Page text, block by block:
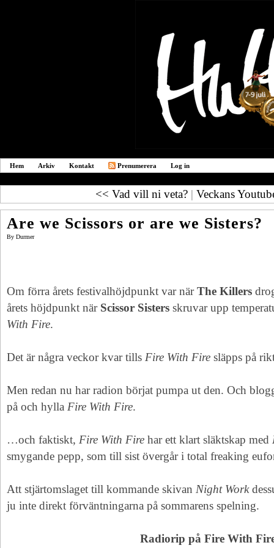
Hem Arkiv Kontakt Prenumerera Log in
<< Vad vill ni veta?| Veckans
Are we Scissors or are we Sisters?
By Durmer
Om förra årets festivalhöjdpunkt var närThe Killers
årets höjdpunkt när Scissor Sisters skruvar upp
With Fire.
Det är några veckor kvar tills Fire With Fire släpps på
Men redan nu har radion börjat pumpa ut den. Och
på och hylla Fire With Fire.
…och faktiskt, Fire With Fire har ett klart släktskap med
smygande pepp, som till sist övergår i total freaking
Att stjärtomslaget till kommande skivan Night Work
ju inte direkt förväntningarna på sommarens spelning.
Radiorip på Fire With